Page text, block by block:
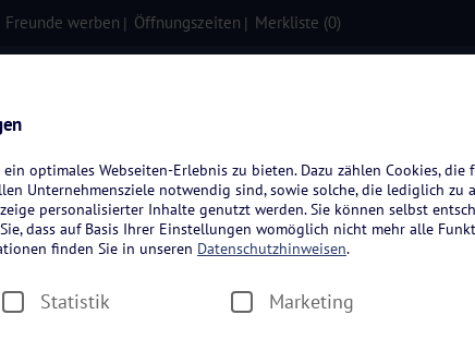
Freunde werben Öffnungszeiten Merkliste (0)
optimales Webseiten-Erlebnis zu bieten. Dazu zählen Cookies,
Unternehmensziele notwendig sind, sowie solche, die lediglich zu
personalisierter Inhalte genutzt werden. Sie können selbst
dass auf Basis Ihrer Einstellungen womöglich nicht mehr alle
finden Sie in unseren Datenschutzhinweisen.
Statistik Marketing